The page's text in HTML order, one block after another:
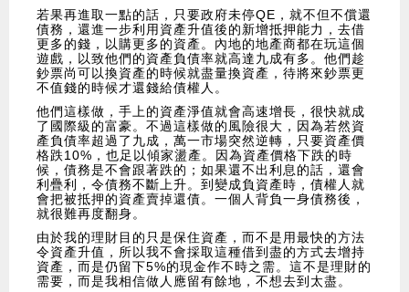
若果再進取一點的話，只要政府未停QE，就不但不償還
債務，還進一步利用資產升值後的新增抵押能力，去借
更多的錢，以購更多的資產。內地的地產商都在玩這個
遊戲，以致他們的資產負債率就高達九成有多。他們趁
鈔票尚可以換資產的時候就盡量換資產，待將來鈔票更
不值錢的時候才還錢給債權人。
他們這樣做，手上的資產淨值就會高速增長，很快就成
了國際級的富豪。不過這樣做的風險很大，因為若然資
產負債率超過了九成，萬一市場突然逆轉，只要資產價
格跌10%，也足以傾家盪產。因為資產價格下跌的時
候，債務是不會跟著跌的；如果還不出利息的話，還會
利疊利，令債務不斷上升。到變成負資產時，債權人就
會把被抵押的資產賣掉還債。一個人背負一身債務後，
就很難再度翻身。
由於我的理財目的只是保住資產，而不是用最快的方法
令資產升值，所以我不會採取這種借到盡的方式去增持
資產，而是仍留下5%的現金作不時之需。這不是理財的
需要，而是我相信做人應留有餘地，不想去到太盡。